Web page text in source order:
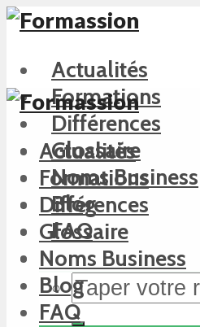
Actualités
Formations
Différences
Glossaire
Noms Business
Blog
FAQ
Actualités
Formations
Différences
Glossaire
Noms Business
Blog
FAQ